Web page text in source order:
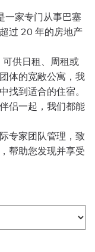
一家专门从事巴塞
过 20 年的房地产
供日租、周租或
体的宽敞公寓，我
找到适合的住宿。
侣一起，我们都能
专家团队管理，致
帮助您发现并享受